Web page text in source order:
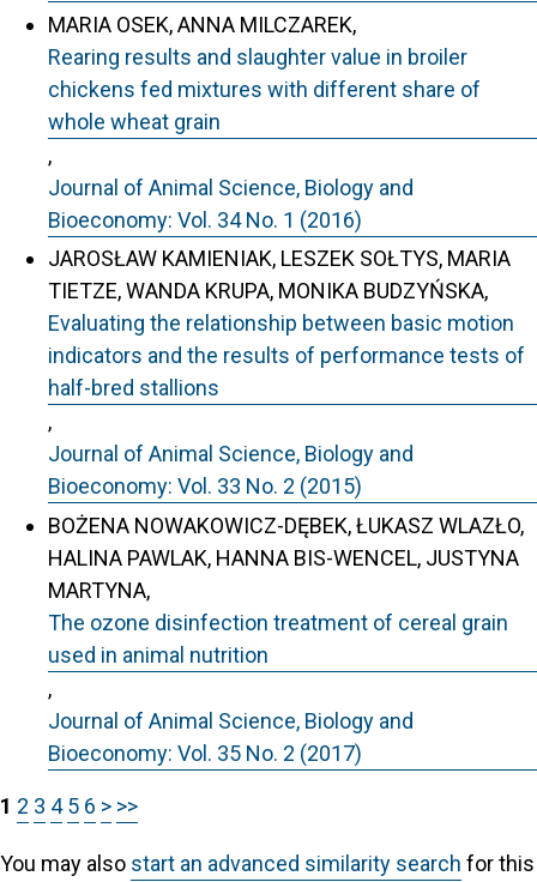
MARIA OSEK, ANNA MILCZAREK,
Rearing results and slaughter value in broiler
chickens fed mixtures with different share of
whole wheat grain
,
Journal of Animal Science, Biology and
Bioeconomy: Vol. 34 No. 1 (2016)
JAROSŁAW KAMIENIAK, LESZEK SOŁTYS, MARIA
TIETZE, WANDA KRUPA, MONIKA BUDZYŃSKA,
Evaluating the relationship between basic motion
indicators and the results of performance tests of
half-bred stallions
,
Journal of Animal Science, Biology and
Bioeconomy: Vol. 33 No. 2 (2015)
BOŻENA NOWAKOWICZ-DĘBEK, ŁUKASZ WLAZŁO,
HALINA PAWLAK, HANNA BIS-WENCEL, JUSTYNA
MARTYNA,
The ozone disinfection treatment of cereal grain
used in animal nutrition
,
Journal of Animal Science, Biology and
Bioeconomy: Vol. 35 No. 2 (2017)
1 2 3 4 5 6 > >>
You may also start an advanced similarity search for this